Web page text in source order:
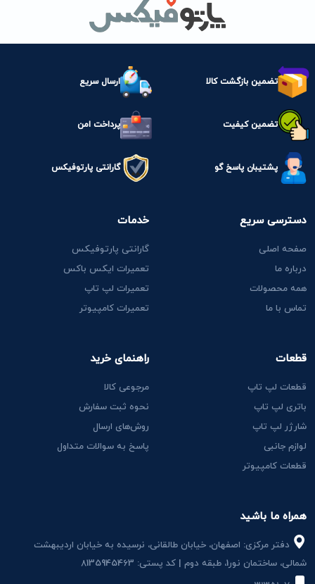
تضمین بازگشت کالا ارسال سریع
تضمین کیفیت پرداخت امن
پشتیبان پاسخ گو گارانتی پارتوفیکس
همراه ما باشید
دفتر مرکزی: اصفهان، خیابان طالقانی، نرسیده به خیابان اردیبهشت
شمالی، ساختمان نور1، طبقه دوم | کد پستی: 8135945463
دسترسی سریع
صفحه اصلی
درباره ما
همه محصولات
تماس با ما
قطعات
قطعات لپ تاپ
باتری لپ تاپ
شارژر لپ تاپ
لوازم جانبی
قطعات کامپیوتر
خدمات
گارانتی پارتوفیکس
تعمیرات ایکس باکس
تعمیرات لپ تاپ
تعمیرات کامپیوتر
راهنمای خرید
مرجوعی کالا
نحوه ثبت سفارش
روش‌های ارسال
پاسخ به سوالات متداول